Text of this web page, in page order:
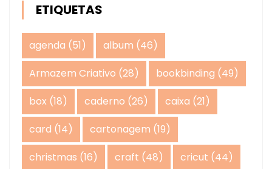
ETIQUETAS
agenda (51) album (46)
Armazem Criativo (28) bookbinding (49)
box (18) caderno (26) caixa (21)
card (14) cartonagem (19)
christmas (16) craft (48) cricut (44)